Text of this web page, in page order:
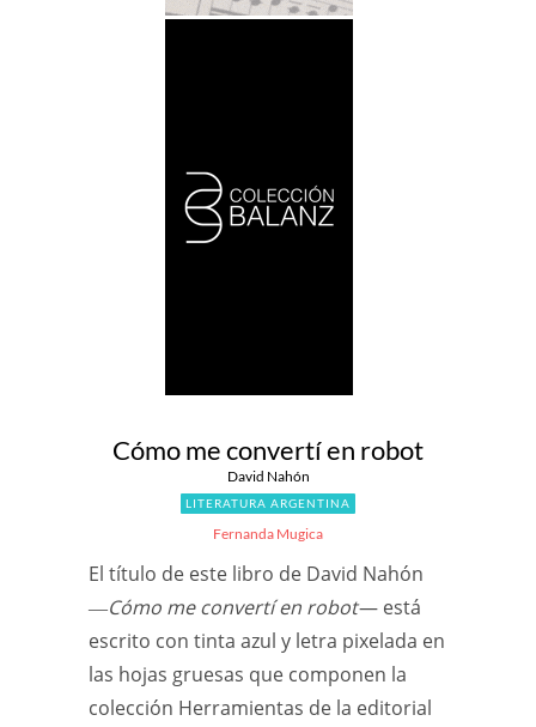
Cómo me convertí en robot
David Nahón
LITERATURA ARGENTINA
Fernanda Mugica
El título de este libro de David Nahón
―Cómo me convertí en robot— está
escrito con tinta azul y letra pixelada en
las hojas gruesas que componen la
colección Herramientas de la editorial